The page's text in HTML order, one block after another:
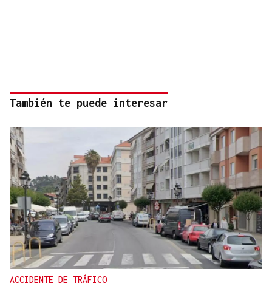
También te puede interesar
ACCIDENTE DE TRÁFICO